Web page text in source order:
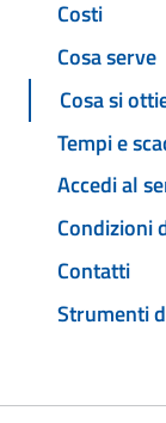
Costi
Cosa serve
Cosa si
Tempi e
Accedi al
Condizioni
Contatti
Strumenti